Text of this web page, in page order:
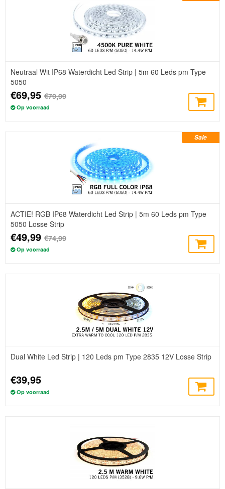
Neutraal Wit IP68 Waterdicht Led Strip | 5m 60 Leds pm Type
5050
€69,95 €79,99
Op voorraad
Sale
ACTIE! RGB IP68 Waterdicht Led Strip | 5m 60 Leds pm Type
5050 Losse Strip
€49,99 €74,99
Op voorraad
Dual White Led Strip | 120 Leds pm Type 2835 12V Losse Strip
€39,95
Op voorraad